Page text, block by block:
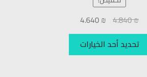
4.840₪
4.640₪
تحديد أحد الخيارات